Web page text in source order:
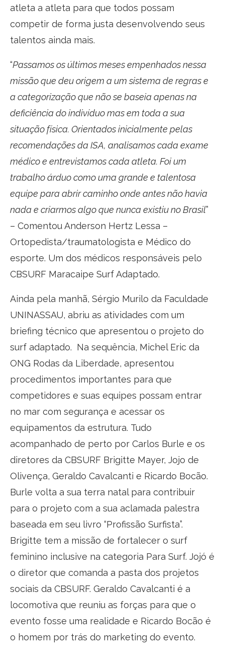
atleta a atleta para que todos possam
competir de forma justa desenvolvendo seus
talentos ainda mais.
“Passamos os últimos meses empenhados nessa
missão que deu origem a um sistema de regras e
a categorização que não se baseia apenas na
deficiência do indivíduo mas em toda a sua
situação física. Orientados inicialmente pelas
recomendações da ISA, analisamos cada exame
médico e entrevistamos cada atleta. Foi um
trabalho árduo como uma grande e talentosa
equipe para abrir caminho onde antes não havia
nada e criarmos algo que nunca existiu no Brasil”
– Comentou Anderson Hertz Lessa –
Ortopedista/traumatologista e Médico do
esporte. Um dos médicos responsáveis pelo
CBSURF Maracaipe Surf Adaptado.
Ainda pela manhã, Sérgio Murilo da Faculdade
UNINASSAU, abriu as atividades com um
briefing técnico que apresentou o projeto do
surf adaptado. Na sequência, Michel Eric da
ONG Rodas da Liberdade, apresentou
procedimentos importantes para que
competidores e suas equipes possam entrar
no mar com segurança e acessar os
equipamentos da estrutura. Tudo
acompanhado de perto por Carlos Burle e os
diretores da CBSURF Brigitte Mayer, Jojo de
Olivença, Geraldo Cavalcanti e Ricardo Bocão.
Burle volta a sua terra natal para contribuir
para o projeto com a sua aclamada palestra
baseada em seu livro “Profissão Surfista”.
Brigitte tem a missão de fortalecer o surf
feminino inclusive na categoria Para Surf. Jojó é
o diretor que comanda a pasta dos projetos
sociais da CBSURF. Geraldo Cavalcanti é a
locomotiva que reuniu as forças para que o
evento fosse uma realidade e Ricardo Bocão é
o homem por trás do marketing do evento.